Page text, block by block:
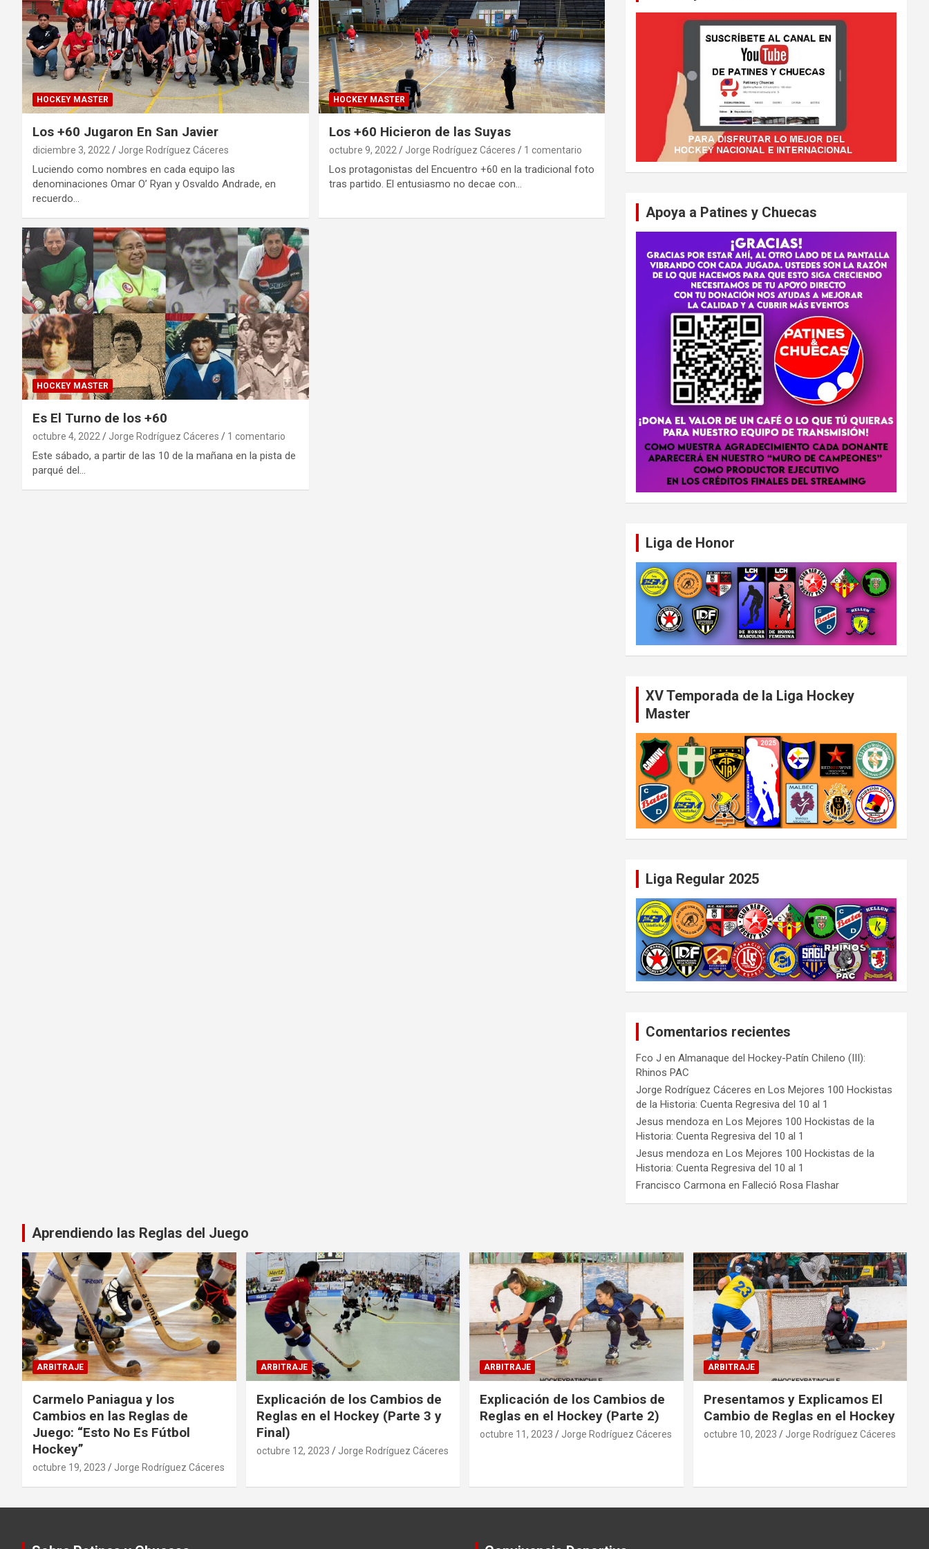
HOCKEY MASTER
Los +60 Jugaron En San Javier
diciembre 3, 2022 Jorge Rodríguez Cáceres
Luciendo como nombres en cada equipo las
denominaciones Omar O’ Ryan y Osvaldo Andrade, en
recuerdo…
HOCKEY MASTER
Los +60 Hicieron de las Suyas
octubre 9, 2022 Jorge Rodríguez Cáceres 1 comentario
Los protagonistas del Encuentro +60 en la tradicional foto
tras partido. El entusiasmo no decae con…
HOCKEY MASTER
Es El Turno de los +60
octubre 4, 2022 Jorge Rodríguez Cáceres 1 comentario
Este sábado, a partir de las 10 de la mañana en la pista de
parqué del…
Apoya a Patines y Chuecas
Liga de Honor
XV Temporada de la Liga Hockey
Master
Liga Regular 2025
Comentarios recientes
Fco J enAlmanaque del Hockey-Patín Chileno (III):
Rhinos PAC
Jorge Rodríguez Cáceres enLos Mejores 100 Hockistas
de la Historia: Cuenta Regresiva del 10 al 1
Jesus mendoza enLos Mejores 100 Hockistas de la
Historia: Cuenta Regresiva del 10 al 1
Jesus mendoza enLos Mejores 100 Hockistas de la
Historia: Cuenta Regresiva del 10 al 1
Francisco Carmona enFalleció Rosa Flashar
Aprendiendo las Reglas del Juego
ARBITRAJE
Carmelo Paniagua y los
Cambios en las Reglas de
Juego: “Esto No Es Fútbol
Hockey”
octubre 19, 2023 Jorge Rodríguez Cáceres
ARBITRAJE
Explicación de los Cambios de
Reglas en el Hockey (Parte 3 y
Final)
octubre 12, 2023 Jorge Rodríguez Cáceres
ARBITRAJE
Explicación de los Cambios de
Reglas en el Hockey (Parte 2)
octubre 11, 2023 Jorge Rodríguez Cáceres
ARBITRAJE
Presentamos y Explicamos El
Cambio de Reglas en el Hockey
octubre 10, 2023 Jorge Rodríguez Cáceres